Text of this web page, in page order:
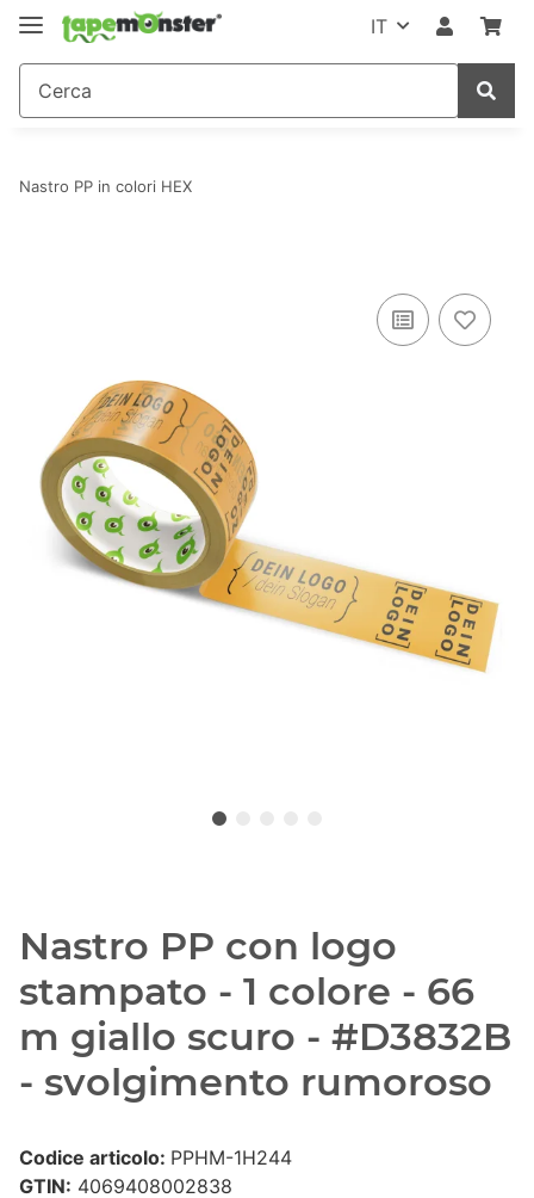
IT
Nastro PP in colori HEX
Nastro PP con logo
stampato - 1 colore - 66
m giallo scuro - #D3832B
- svolgimento rumoroso
Codice articolo: PPHM-1H244
GTIN: 4069408002838